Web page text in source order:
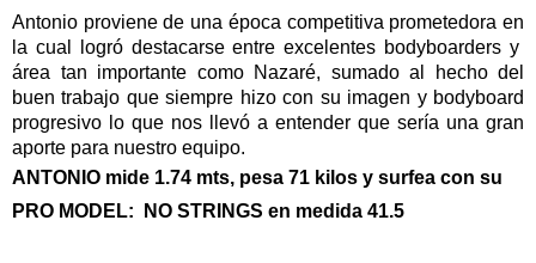
Antonio proviene de una época competitiva prometedora en
la cual logró destacarse entre excelentes bodyboarders y
área tan importante como Nazaré, sumado al hecho del
buen trabajo que siempre hizo con su imagen y bodyboard
progresivo lo que nos llevó a entender que sería una gran
aporte para nuestro equipo.
ANTONIO mide 1.74 mts, pesa 71 kilos y surfea con su
PRO MODEL: NO STRINGS en medida 41.5